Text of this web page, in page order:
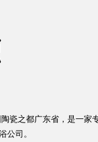
瓷之都广东省，是一家
公司。